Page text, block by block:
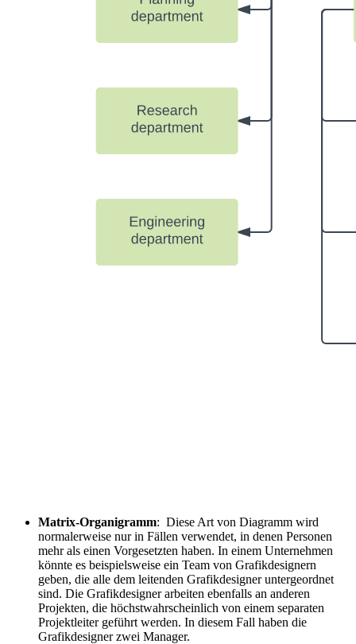
Matrix-Organigramm: Diese Art von Diagramm wird
normalerweise nur in Fällen verwendet, in denen Personen
mehr als einen Vorgesetzten haben. In einem Unternehmen
könnte es beispielsweise ein Team von Grafikdesignern
geben, die alle dem leitenden Grafikdesigner untergeordnet
sind. Die Grafikdesigner arbeiten ebenfalls an anderen
Projekten, die höchstwahrscheinlich von einem separaten
Projektleiter geführt werden. In diesem Fall haben die
Grafikdesigner zwei Manager.